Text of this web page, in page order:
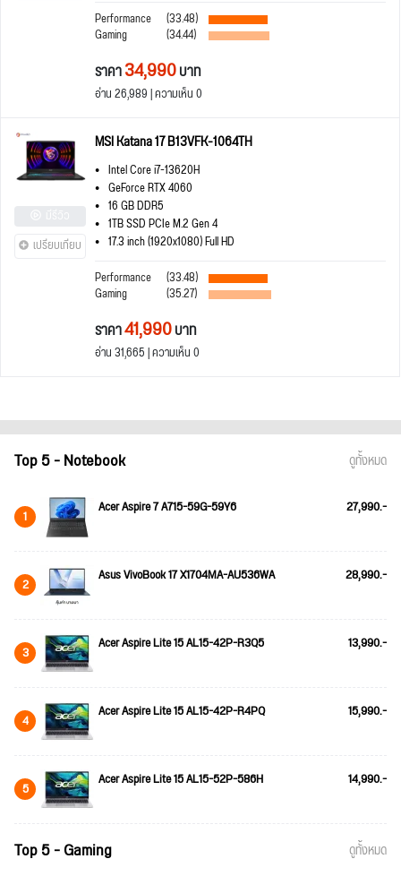
Performance
(33.48)
Gaming (34.44)
ราคา34,990บาท
อ่าน 26,989 | ความเห็น 0
เปรียบเทียบ
MSI Katana 17 B13VFK-1064TH
Intel Core i7-13620H
GeForce RTX 4060
16 GB DDR5
1TB SSD PCIe M.2 Gen 4
17.3 inch (1920x1080) Full HD
Performance
(33.48)
Gaming (35.27)
ราคา41,990บาท
อ่าน 31,665 | ความเห็น 0
Top 5 - Notebook ดูทั้งหมด
1 Acer Aspire 7 A715-59G-59Y6 27,990.-
2 Asus VivoBook 17 X1704MA-AU536WA 28,990.-
3 Acer Aspire Lite 15 AL15-42P-R3Q5 13,990.-
4 Acer Aspire Lite 15 AL15-42P-R4PQ 15,990.-
5 Acer Aspire Lite 15 AL15-52P-586H 14,990.-
Top 5 - Gaming ดูทั้งหมด